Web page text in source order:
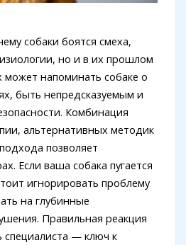
собаки боятся смеха,
но и в их прошлом
может напоминать собаке о
быть непредсказуемым и
Комбинация
альтернативных методик
позволяет
Если ваша собака пугается
игнорировать проблему
на глубинные
Правильная реакция
— ключ к